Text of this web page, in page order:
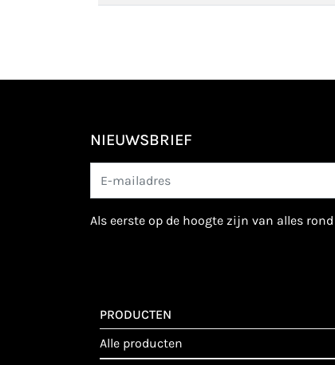
NIEUWSBRIEF
als eerste op de hoogte zijn van alles
PRODUCTEN
alle producten